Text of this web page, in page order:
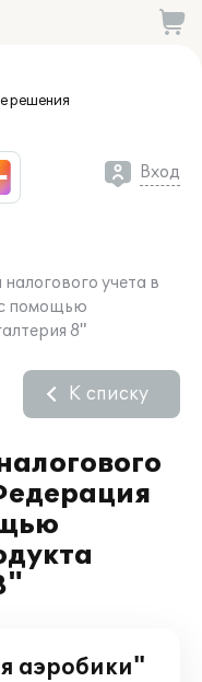
решения
Вход
учета в
помощью
8"
К списку
аэробики"